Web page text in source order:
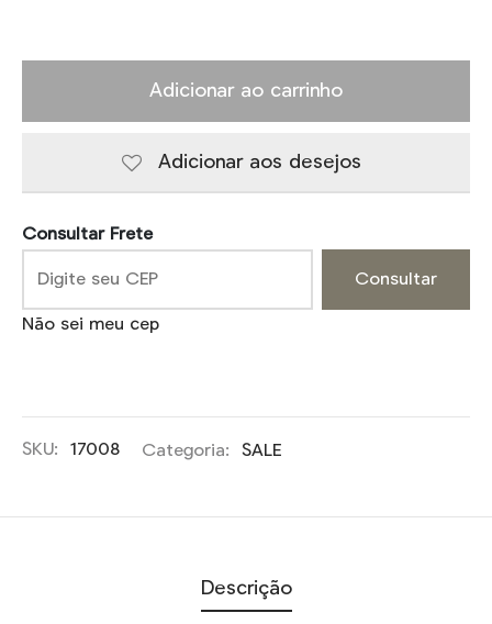
Adicionar ao carrinho
Adicionar aos desejos
Consultar Frete
Consultar
Não sei meu cep
SKU: 17008 Categoria: SALE
Descrição